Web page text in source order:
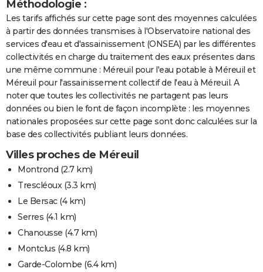
Méthodologie :
Les tarifs affichés sur cette page sont des moyennes calculées
à partir des données transmises à l'Observatoire national des
services d'eau et d'assainissement (ONSEA) par les différentes
collectivités en charge du traitement des eaux présentes dans
une même commune : Méreuil pour l'eau potable à Méreuil et
Méreuil pour l'assainissement collectif de l'eau à Méreuil. A
noter que toutes les collectivités ne partagent pas leurs
données ou bien le font de façon incomplète : les moyennes
nationales proposées sur cette page sont donc calculées sur la
base des collectivités publiant leurs données.
Villes proches de Méreuil
Montrond (2.7 km)
Trescléoux(3.3 km)
Le Bersac(4 km)
Serres (4.1 km)
Chanousse (4.7 km)
Montclus (4.8 km)
Garde-Colombe (6.4 km)